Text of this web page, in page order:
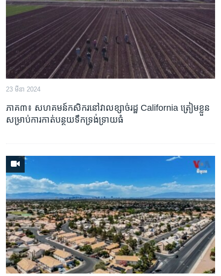
23 មីនា 2024
ភាគ៣៖ សហគមន៍​កសិករ​នៅ​វាលខ្សាច់​រដ្ឋ California ត្រៀមខ្លួន​
សម្រាប់​ការ​កាត់​បន្ថយ​ទឹក​ទ្រង់ទ្រាយ​ធំ